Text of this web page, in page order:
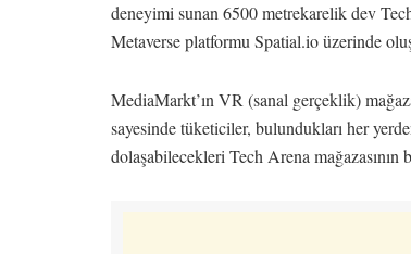
deneyimi sunan 6500 metrekarelik dev
Metaverse platformu Spatial.io üzerinde
MediaMarkt’ın VR (sanal gerçeklik)
sayesinde tüketiciler, bulundukları her
dolaşabilecekleri Tech Arena